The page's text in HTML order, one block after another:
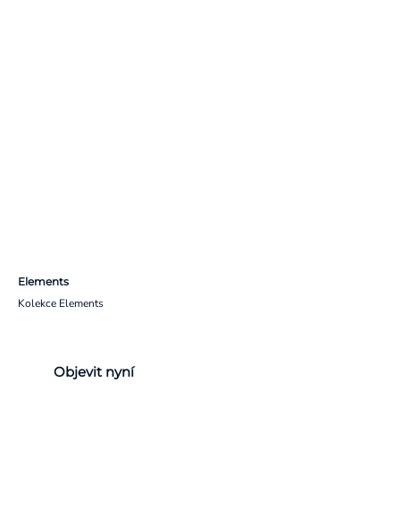
Elements
Kolekce Elements
Objevit nyní